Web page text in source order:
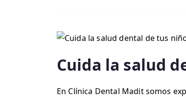
Cuida la salud
En Clínica Dental Madit somos